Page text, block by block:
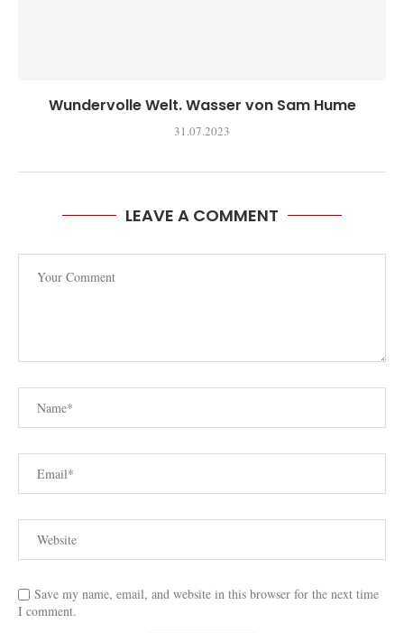
Wundervolle Welt. Wasser von Sam Hume
31.07.2023
LEAVE A COMMENT
Save my name, email, and website in this browser for the next time
I comment.